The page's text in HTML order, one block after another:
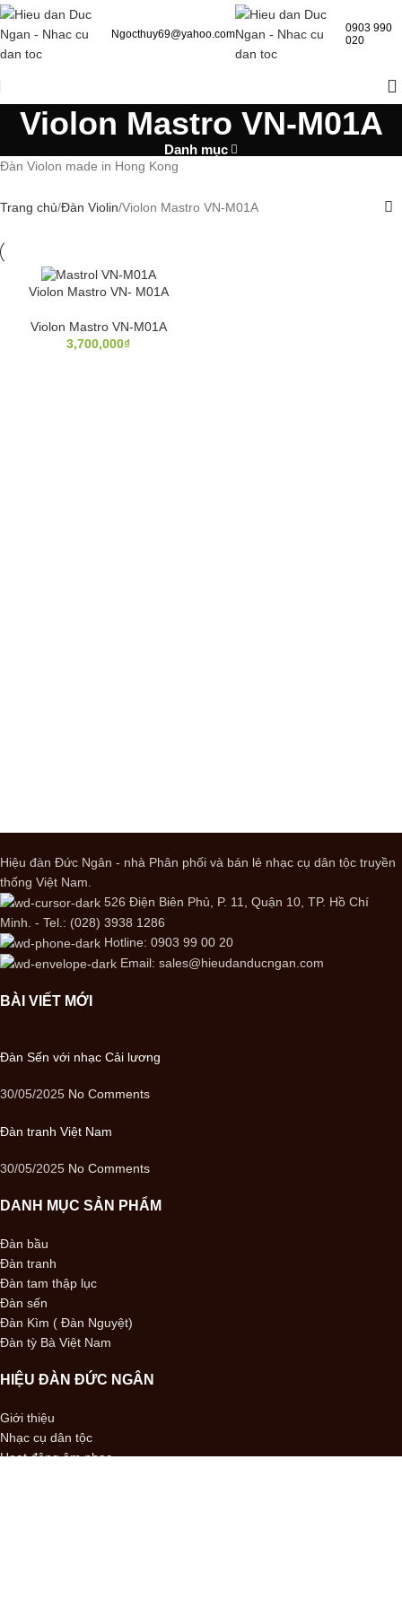
Ngocthuy69@yahoo.com
0903 990
020
Violon Mastro VN-M01A
Danh mục
Đàn Violon made in Hong Kong
Trang chủ Đàn Violin Violon Mastro VN-M01A
Violon Mastro VN- M01A
Violon Mastro VN-M01A
3,700,000₫
Hiệu đàn Đức Ngân - nhà Phân phối và bán lẻ nhạc cụ dân tộc truyền
thống Việt Nam.
526 Điện Biên Phủ, P. 11, Quận 10, TP. Hồ Chí
Minh. - Tel.: (028) 3938 1286
Hotline: 0903 99 00 20
Email: sales@hieudanducngan.com
BÀI VIẾT MỚI
Đàn Sến với nhạc Cải lương
30/05/2025 No Comments
Đàn tranh Việt Nam
30/05/2025 No Comments
DANH MỤC SẢN PHẨM
Đàn bầu
Đàn tranh
Đàn tam thập lục
Đàn sến
Đàn Kìm ( Đàn Nguyệt)
Đàn tỳ Bà Việt Nam
HIỆU ĐÀN ĐỨC NGÂN
Giới thiệu
Nhạc cụ dân tộc
Hoạt động âm nhạc